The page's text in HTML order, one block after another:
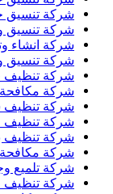
شركة تنسيق
شركة تنسيق
شركة انشاء
شركة تنسيق
شركة تنظيف
شركة
شركة تنظيف
شركة تنظيف
شركة تنظيف
شركة مكافحة
شركة تلميع
شركة تنظيف